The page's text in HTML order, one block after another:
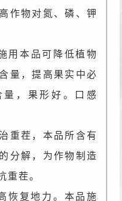
作物对氮、磷、钾
用本品可降低植物
量，提高果实中必
，果形好。口感
重茬，本品所含有
分解，为作物制造
重茬。
恢复地力。本品施